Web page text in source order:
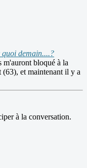
quoi demain....?
m'auront bloqué à la
et maintenant il y a
à la conversation.